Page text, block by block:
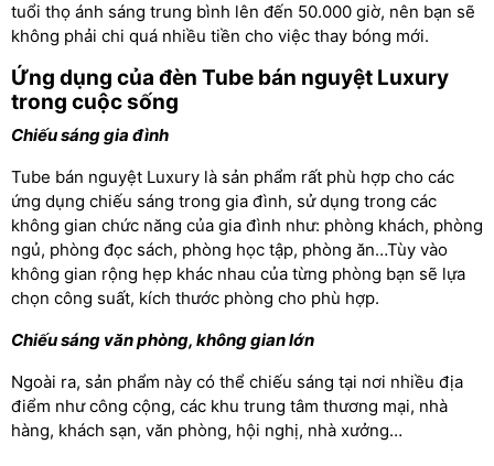
tuổi thọ ánh sáng trung bình lên đến 50.000 giờ, nên bạn sẽ
không phải chi quá nhiều tiền cho việc thay bóng mới.
Ứng dụng của đèn Tube bán nguyệt Luxury
trong cuộc sống
Chiếu sáng gia đình
Tube bán nguyệt Luxury là sản phẩm rất phù hợp cho các
ứng dụng chiếu sáng trong gia đình, sử dụng trong các
không gian chức năng của gia đình như: phòng khách, phòng
ngủ, phòng đọc sách, phòng học tập, phòng ăn…Tùy vào
không gian rộng hẹp khác nhau của từng phòng bạn sẽ lựa
chọn công suất, kích thước phòng cho phù hợp.
Chiếu sáng văn phòng, không gian lớn
Ngoài ra, sản phẩm này có thể chiếu sáng tại nơi nhiều địa
điểm như công cộng, các khu trung tâm thương mại, nhà
hàng, khách sạn, văn phòng, hội nghị, nhà xưởng…